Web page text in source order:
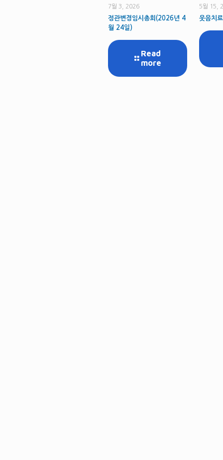
7월 3, 2026
정관변경임시총회(2026년 4
월 24일)
Read
more
5월 15,
웃음치